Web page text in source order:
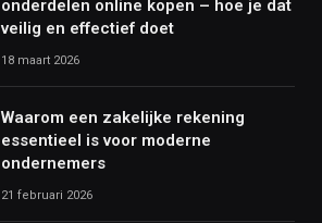
onderdelen online kopen – hoe je dat
veilig en effectief doet
18 maart 2026
Waarom een zakelijke rekening
essentieel is voor moderne
ondernemers
21 februari 2026